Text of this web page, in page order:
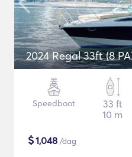
2024 Regal 33ft (8
Speedboot
33 ft
10 m
$1,048 /dag